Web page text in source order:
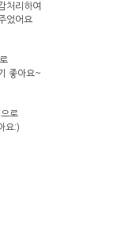
처리하여
었어요
좋아요~
로
요:)